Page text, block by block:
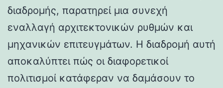
διαδρομής, παρατηρεί μια συνεχή
εναλλαγή αρχιτεκτονικών ρυθμών και
μηχανικών επιτευγμάτων. Η διαδρομή αυτή
αποκαλύπτει πώς οι διαφορετικοί
πολιτισμοί κατάφεραν να δαμάσουν το